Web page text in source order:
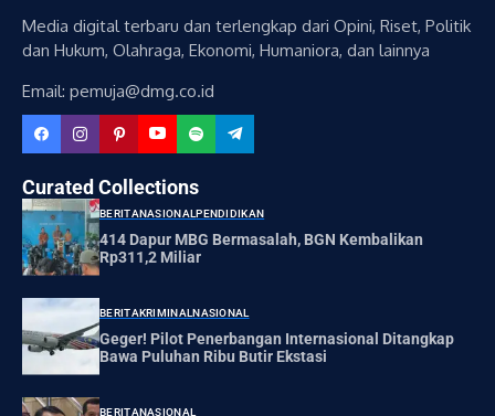
Media digital terbaru dan terlengkap dari Opini, Riset, Politik
dan Hukum, Olahraga, Ekonomi, Humaniora, dan lainnya
Email: pemuja@dmg.co.id
Curated Collections
BERITANASIONALPENDIDIKAN
414 Dapur MBG Bermasalah, BGN Kembalikan
Rp311,2 Miliar
BERITAKRIMINALNASIONAL
Geger! Pilot Penerbangan Internasional Ditangkap
Bawa Puluhan Ribu Butir Ekstasi
BERITANASIONAL